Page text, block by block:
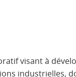
visant à
industrielles,